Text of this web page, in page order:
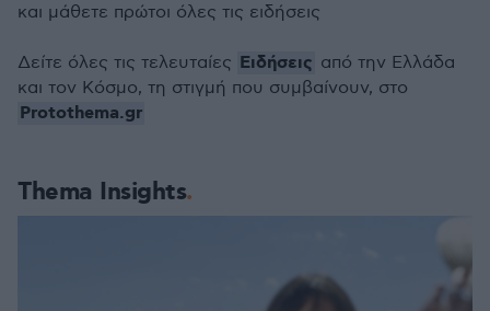
Thema Insights
και μάθετε πρώτοι όλες τις ειδήσεις
Δείτε όλες τις τελευταίες Ειδήσεις από την Ελλάδα
και τον Κόσμο, τη στιγμή που συμβαίνουν, στο
Protothema.gr